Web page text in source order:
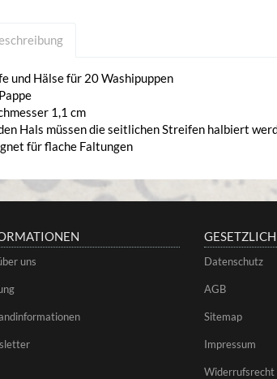
und Hälse für 20 Washipuppen
1,1 cm
Hals müssen die seitlichen Streifen halbiert
für flache Faltungen
uns Datenschutz
AGB
Sitemap
Impressum
Widerrufsrecht